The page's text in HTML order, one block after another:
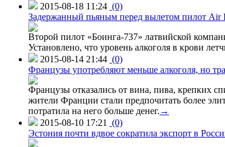
2015-08-18 11:24 (0)
Задержанный пьяным перед вылетом пилот Air
Второй пилот «Боинга-737» латвийской
Установлено, что уровень алкоголя в крови
2015-08-14 21:44 (0)
Французы употребляют меньше алкоголя, но
Французы отказались от вина, пива, крепких
жители Франции стали предпочитать более
потратила на него больше денег. →
2015-08-10 17:21
(0)
Эстония почти вдвое сократила экспорт в